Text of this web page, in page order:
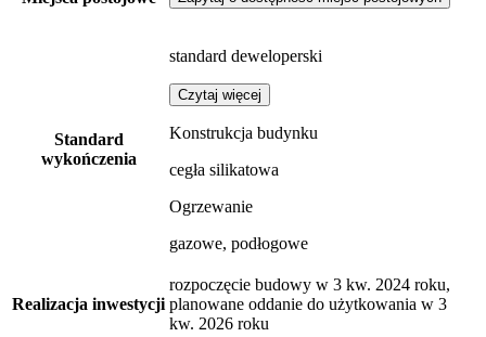
Standard
wykończenia
standard deweloperski
Czytaj więcej
Konstrukcja budynku
cegła silikatowa
Ogrzewanie
gazowe, podłogowe
Realizacja inwestycji
rozpoczęcie budowy w 3 kw. 2024 roku,
planowane oddanie do użytkowania w 3
kw. 2026 roku